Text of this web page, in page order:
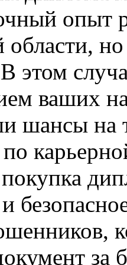
опыт
области,
этом
ваших
шансы на
и
за